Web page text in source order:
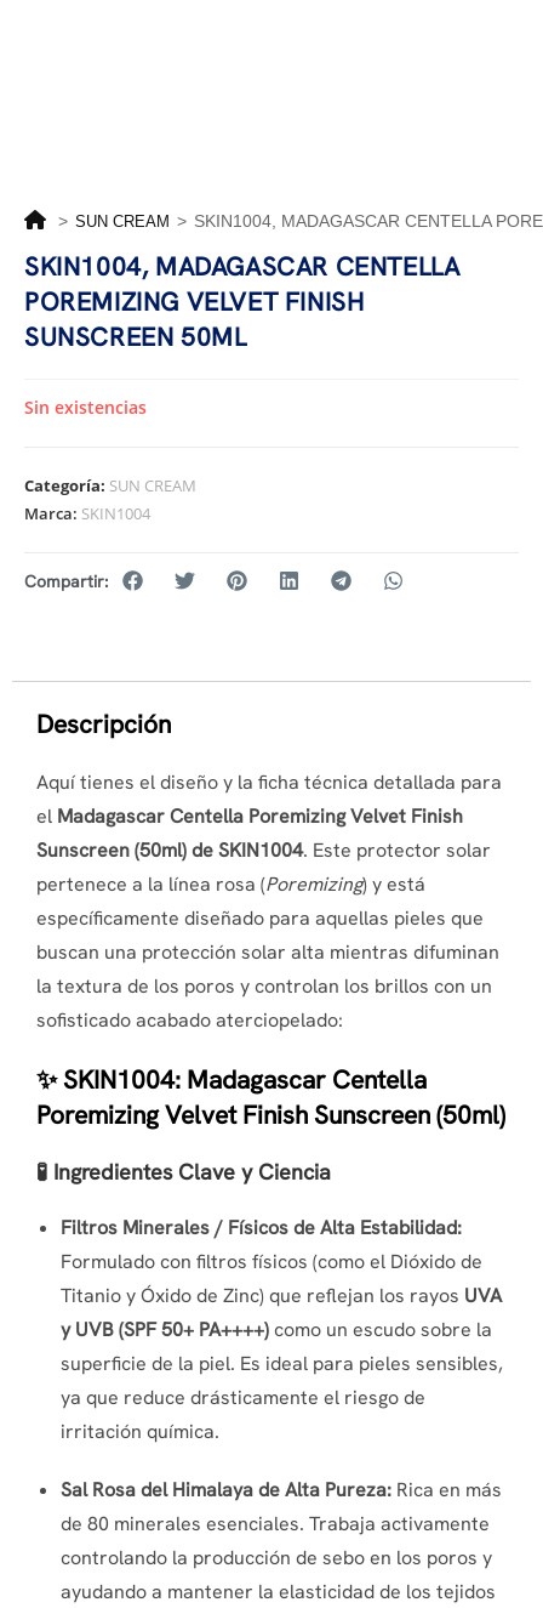
> SUN CREAM > SKIN1004, MADAGASCAR CENTELLA
SKIN1004, MADAGASCAR CENTELLA
POREMIZING VELVET FINISH
SUNSCREEN 50ML
Sin existencias
Categoría: SUN CREAM
Marca: SKIN1004
Compartir:
Descripción
Aquí tienes el diseño y la ficha técnica detallada para
el Madagascar Centella Poremizing Velvet Finish
Sunscreen (50ml) de SKIN1004. Este protector solar
pertenece a la línea rosa (Poremizing) y está
específicamente diseñado para aquellas pieles que
buscan una protección solar alta mientras difuminan
la textura de los poros y controlan los brillos con un
sofisticado acabado aterciopelado:
✨ SKIN1004: Madagascar Centella
Poremizing Velvet Finish Sunscreen (50ml)
🧪 Ingredientes Clave y Ciencia
Filtros Minerales / Físicos de Alta Estabilidad:
Formulado con filtros físicos (como el Dióxido de
Titanio y Óxido de Zinc) que reflejan los rayos UVA
y UVB (SPF 50+ PA++++)como un escudo sobre la
superficie de la piel. Es ideal para pieles sensibles,
ya que reduce drásticamente el riesgo de
irritación química.
Sal Rosa del Himalaya de Alta Pureza: Rica en más
de 80 minerales esenciales. Trabaja activamente
controlando la producción de sebo en los poros y
ayudando a mantener la elasticidad de los tejidos